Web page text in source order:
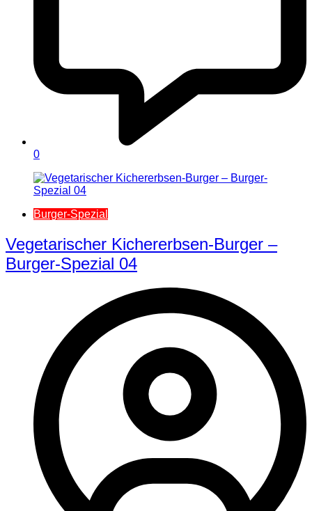
0
Burger-Spezial
Vegetarischer Kichererbsen-Burger –
Burger-Spezial 04